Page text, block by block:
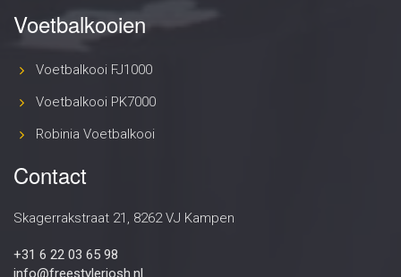
Voetbalkooien
Voetbalkooi FJ1000
Voetbalkooi PK7000
Robinia Voetbalkooi
Contact
Skagerrakstraat 21, 8262 VJ Kampen
+31 6 22 03 65 98
info@freestylerjosh.nl